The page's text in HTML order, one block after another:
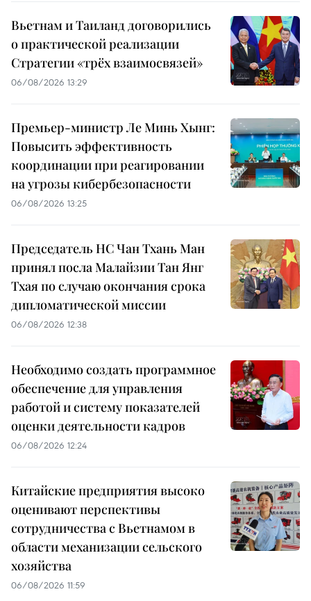
Вьетнам и Таиланд договорились
о практической реализации
Стратегии «трёх взаимосвязей»
06/08/2026 13:29
Премьер-министр Ле Минь Хынг:
Повысить эффективность
координации при реагировании
на угрозы кибербезопасности
06/08/2026 13:25
Председатель НС Чан Тхань Ман
принял посла Малайзии Тан Янг
Тхая по случаю окончания срока
дипломатической миссии
06/08/2026 12:38
Необходимо создать программное
обеспечение для управления
работой и систему показателей
оценки деятельности кадров
06/08/2026 12:24
Китайские предприятия высоко
оценивают перспективы
сотрудничества с Вьетнамом в
области механизации сельского
хозяйства
06/08/2026 11:59